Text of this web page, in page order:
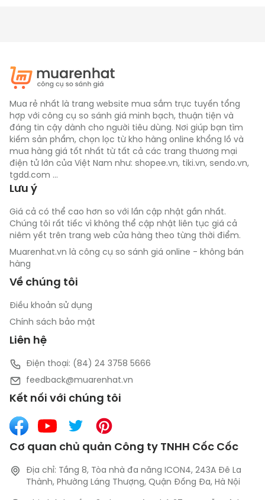
Mua rẻ nhất là trang website mua sắm trực tuyến tổng
hợp với công cụ so sánh giá minh bạch, thuận tiện và
đáng tin cậy dành cho người tiêu dùng. Nơi giúp bạn tìm
kiếm sản phẩm, chọn lọc từ kho hàng online khổng lồ và
mua hàng giá tốt nhất từ tất cả các trang thương mại
điện tử lớn của Việt Nam như: shopee.vn, tiki.vn, sendo.vn,
tgdd.com ...
Về chúng tôi
Điều khoản sử dụng
Chính sách bảo mật
Liên hệ
Điện thoại: (84) 24 3758 5666
feedback@muarenhat.vn
Kết nối với chúng tôi
Cơ quan chủ quản Công ty TNHH Cốc Cốc
Địa chỉ: Tầng 8, Tòa nhà đa năng ICON4, 243A Đê La
Thành, Phường Láng Thượng, Quận Đống Đa, Hà Nội
Lưu ý
Giá cả có thể cao hơn so với lần cập nhật gần nhất.
Chúng tôi rất tiếc vì không thể cập nhật liên tục giá cả
niêm yết trên trang web cửa hàng theo từng thời điểm.
Muarenhat.vn là công cụ so sánh giá online - không bán
hàng